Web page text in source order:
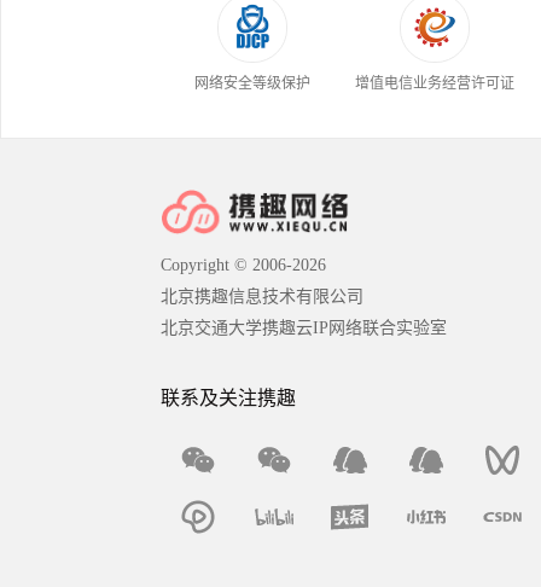
网络安全等级保护 增值电信业务经营许可证
Copyright © 2006-2026
北京携趣信息技术有限公司
北京交通大学携趣云IP网络联合实验室
联系及关注携趣